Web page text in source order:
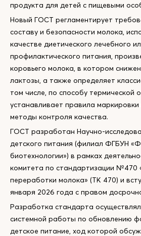
продукта для детей с пищевыми
Новый ГОСТ регламентирует
составу и безопасности молока,
качестве диетического лечебного
профилактического питания,
коровьего молока, в котором
лактозы, а также определяет
том числе, по способу термической
устанавливает правила маркировки
методы контроля качества.
ГОСТ разработан Научно-
детского питания (филиал ФГБУН
биотехнологии») в рамках
комитета по стандартизации №470
переработки молока» (ТК 470) и
января 2026 года с правом
Разработка стандарта
системной работы по обновлению
детское питание, ход которой